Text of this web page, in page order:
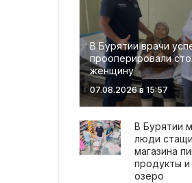
В Бурятии врачи
прооперировали
женщину
07.08.2026 в 15:57
В Бурятии
люди
магазина
продукты и
озеро